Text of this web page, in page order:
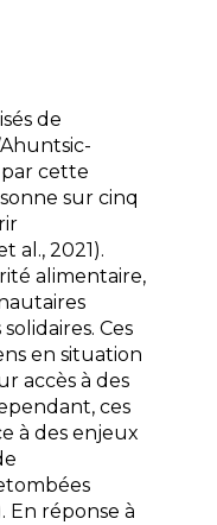
de
cette
sur cinq
al., 2021).
alimentaire,
Ces
en situation
accès à des
ces
à des enjeux
En réponse à